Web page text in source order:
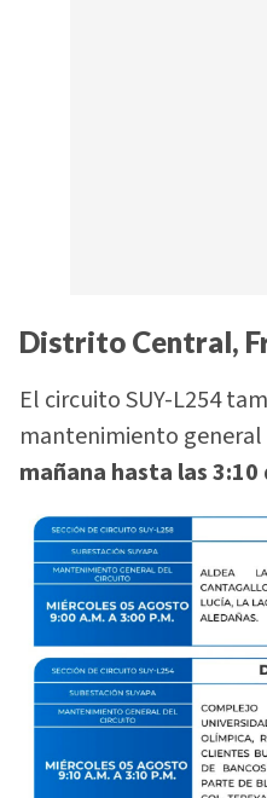
Distrito Central,
El circuito SUY-L254
mantenimiento general
mañana hasta las